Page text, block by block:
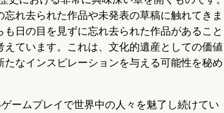
れ去られた作品や未発表の草稿に触れてきま
日の目を見ずに忘れ去られた作品があること
ています。これは、文化的遺産としての価値
なインスピレーションを与える可能性を秘め
ームプレイで世界中の人々を魅了し続けてい